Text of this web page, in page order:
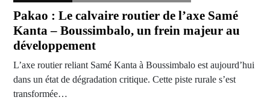
Pakao : Le calvaire routier de l’axe Samé
Kanta – Boussimbalo, un frein majeur au
développement
L’axe routier reliant Samé Kanta à Boussimbalo est aujourd’hui
dans un état de dégradation critique. Cette piste rurale s’est
transformée…